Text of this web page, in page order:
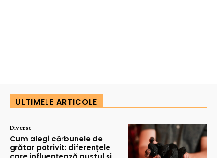
ULTIMELE ARTICOLE
Diverse
Cum alegi cărbunele de
grătar potrivit: diferențele